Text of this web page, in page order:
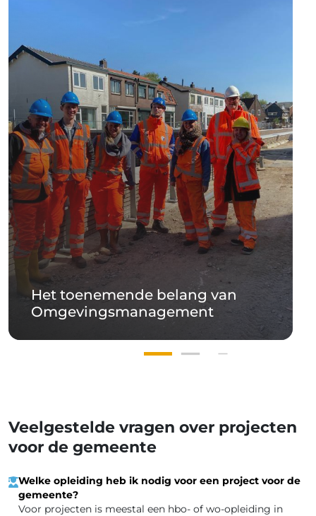
Het toenemende belang van
Omgevingsmanagement
Veelgestelde vragen over projecten
voor de gemeente
Welke opleiding heb ik nodig voor een project voor de
gemeente?
Voor projecten is meestal een hbo- of wo-opleiding in